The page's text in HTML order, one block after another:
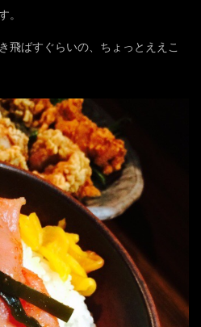
。
飛ばすぐらいの、ちょっとええこ